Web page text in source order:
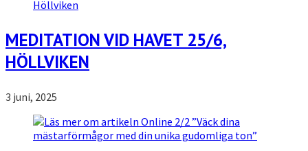
MEDITATION VID HAVET 25/6,
HÖLLVIKEN
3 juni, 2025